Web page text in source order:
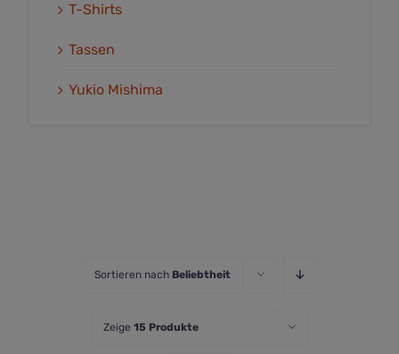
Sortieren nach Beliebtheit
Zeige 15 Produkte
T-Shirts
Tassen
Yukio Mishima